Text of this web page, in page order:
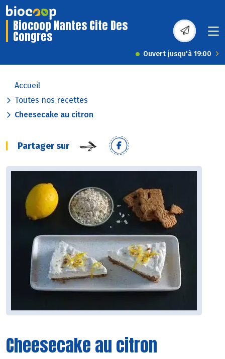
Biocoop Nantes Cite Des
Congres
Ouvert jusqu'à 19:00
Accueil
Toutes nos recettes
Cheesecake au citron
Partager sur
Cheesecake au citron